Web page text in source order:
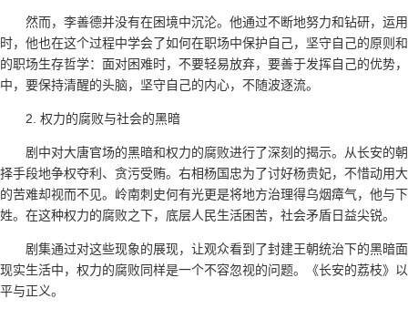
然而，李善德并没有在困境中沉沦。他通过不断地努力和钻研，运
时，他也在这个过程中学会了如何在职场中保护自己，坚守自己的原则
的职场生存哲学：面对困难时，不要轻易放弃，要善于发挥自己的优势
中，要保持清醒的头脑，坚守自己的内心，不随波逐流。
2. 权力的腐败与社会的黑暗
剧中对大唐官场的黑暗和权力的腐败进行了深刻的揭示。从长安的
择手段地争权夺利、贪污受贿。右相杨国忠为了讨好杨贵妃，不惜动用
的苦难却视而不见。岭南刺史何有光更是将地方治理得乌烟瘴气，他与
姓。在这种权力的腐败之下，底层人民生活困苦，社会矛盾日益尖锐。
剧集通过对这些现象的展现，让观众看到了封建王朝统治下的黑暗
现实生活中，权力的腐败同样是一个不容忽视的问题。《长安的荔枝》
平与正义。